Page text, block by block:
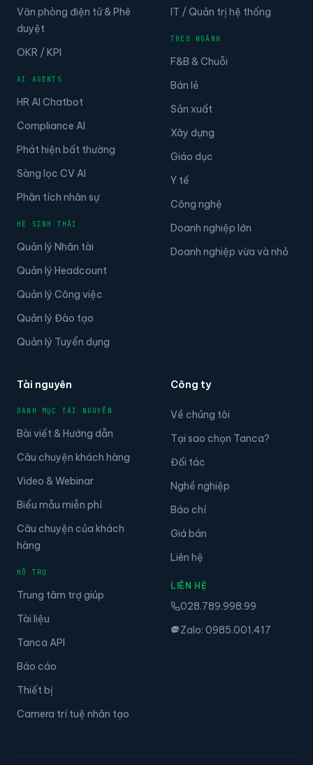
Văn phòng điện tử & Phê
duyệt
OKR / KPI
AI AGENTS
HR AI Chatbot
Compliance AI
Phát hiện bất thường
Sàng lọc CV AI
Phân tích nhân sự
HỆ SINH THÁI
Quản lý Nhân tài
Quản lý Headcount
Quản lý Công việc
Quản lý Đào tạo
Quản lý Tuyển dụng
IT / Quản trị hệ thống
THEO NGÀNH
F&B & Chuỗi
Bán lẻ
Sản xuất
Xây dựng
Giáo dục
Y tế
Công nghệ
Doanh nghiệp lớn
Doanh nghiệp vừa và nhỏ
Tài nguyên
DANH MỤC TÀI NGUYÊN
Bài viết & Hướng dẫn
Câu chuyện khách hàng
Video & Webinar
Biểu mẫu miễn phí
Câu chuyện của khách
hàng
HỖ TRỢ
Trung tâm trợ giúp
Tài liệu
Tanca API
Báo cáo
Thiết bị
Camera trí tuệ nhân tạo
Công ty
Về chúng tôi
Tại sao chọn Tanca?
Đối tác
Nghề nghiệp
Báo chí
Giá bán
Liên hệ
LIÊN HỆ
028.789.998.99
Zalo: 0985.001.417